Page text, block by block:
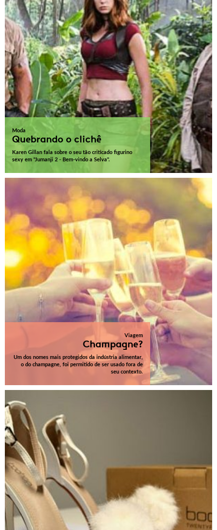
Moda
Quebrando o clichê
Karen Gillan fala sobre o seu tão criticado figurino
sexy em "Jumanji 2 - Bem-vindo a Selva".
Viagem
Champagne?
Um dos nomes mais protegidos da indústria alimentar,
o do champagne, foi permitido de ser usado fora de
seu contexto.